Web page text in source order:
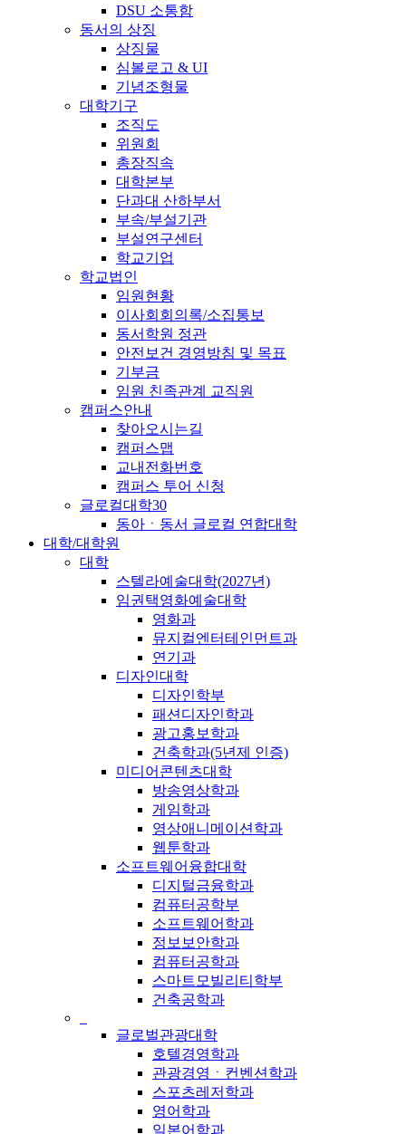
DSU 소통함
동서의 상징
상징물
심볼로고 & UI
기념조형물
대학기구
조직도
위원회
총장직속
대학본부
단과대 산하부서
부속/부설기관
부설연구센터
학교기업
학교법인
임원현황
이사회회의록/소집통보
동서학원 정관
안전보건 경영방침 및 목표
기부금
임원 친족관계 교직원
캠퍼스안내
찾아오시는길
캠퍼스맵
교내전화번호
캠퍼스 투어 신청
글로컬대학30
동아ㆍ동서 글로컬 연합대학
대학/대학원
대학
스텔라예술대학(2027년)
임권택영화예술대학
영화과
뮤지컬엔터테인먼트과
연기과
디자인대학
디자인학부
패션디자인학과
광고홍보학과
건축학과(5년제 인증)
미디어콘텐츠대학
방송영상학과
게임학과
영상애니메이션학과
웹툰학과
소프트웨어융합대학
디지털금융학과
컴퓨터공학부
소프트웨어학과
정보보안학과
컴퓨터공학과
스마트모빌리티학부
건축공학과
글로벌관광대학
호텔경영학과
관광경영ㆍ컨벤션학과
스포츠레저학과
영어학과
일본어학과